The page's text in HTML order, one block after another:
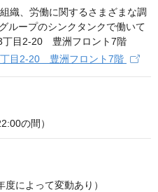
目2-20 豊洲フロント7階
の間）
によって変動あり）